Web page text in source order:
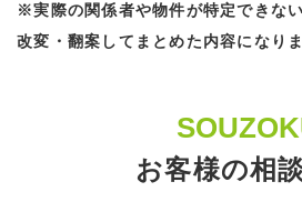
※実際の関係者や物件が特定できな
改変・翻案してまとめた内容になりま
お客様の相